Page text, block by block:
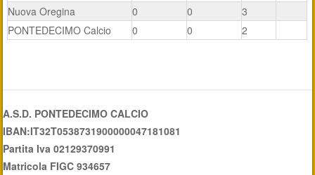
Nuova Oregina
0 0
3
PONTEDECIMO Calcio
0 0 2
A.S.D. PONTEDECIMO CALCIO
IBAN:IT32T0538731900000047181081
Partita Iva 02129370991
Matricola FIGC 934657